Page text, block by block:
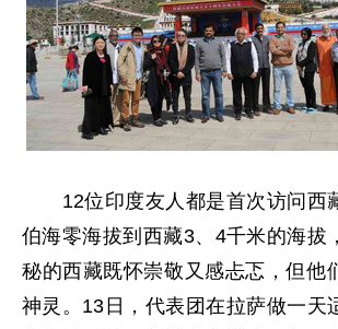
12位印度友人都是首次访问西
伯海零海拔到西藏3、4千米的海拔
秘的西藏既怀崇敬又感忐忑，但他
神灵。13日，代表团在拉萨做一天